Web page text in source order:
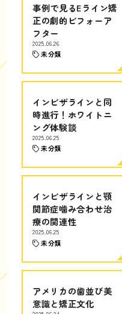
事例で見るEライン矯
正の劇的ビフォーア
フター
2025.06.26
未分類
インビザラインと同
時進行！ホワイトニ
ング体験談
2025.06.25
未分類
インビザラインと顎
関節症噛み合わせ治
療の関連性
2025.06.25
未分類
アメリカの歯並び美
意識と矯正文化